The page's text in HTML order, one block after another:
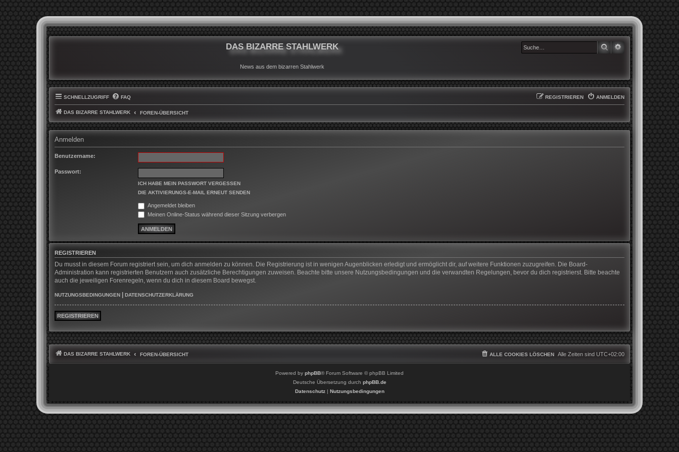
DAS BIZARRE STAHLWERK
News aus dem bizarren Stahlwerk
SUCHE
SCHNELLZUGRIFF FAQ ANMELDEN
REGISTRIEREN
DAS BIZARRE STAHLWERK FOREN-ÜBERSICHT
Anmelden
Benutzername:
Passwort:
ICH HABE MEIN PASSWORT VERGESSEN
DIE AKTIVIERUNGS-E-MAIL ERNEUT SENDEN
Angemeldet bleiben
Meinen Online-Status während dieser Sitzung verbergen
REGISTRIEREN
Du musst in diesem Forum registriert sein, um dich anmelden zu können. Die Registrierung ist in wenigen Augenblicken erledigt und ermöglicht dir, auf weitere Funktionen zuzugreifen. Die Board-
Administration kann registrierten Benutzern auch zusätzliche Berechtigungen zuweisen. Beachte bitte unsere Nutzungsbedingungen und die verwandten Regelungen, bevor du dich registrierst. Bitte beachte
auch die jeweiligen Forenregeln, wenn du dich in diesem Board bewegst.
NUTZUNGSBEDINGUNGEN DATENSCHUTZERKLÄRUNG
REGISTRIEREN
DAS BIZARRE STAHLWERK FOREN-ÜBERSICHT Alle Zeiten sind UTC+02:00
ALLE COOKIES LÖSCHEN
Powered by phpBB® Forum Software © phpBB Limited
Deutsche Übersetzung durch phpBB.de
Datenschutz| Nutzungsbedingungen